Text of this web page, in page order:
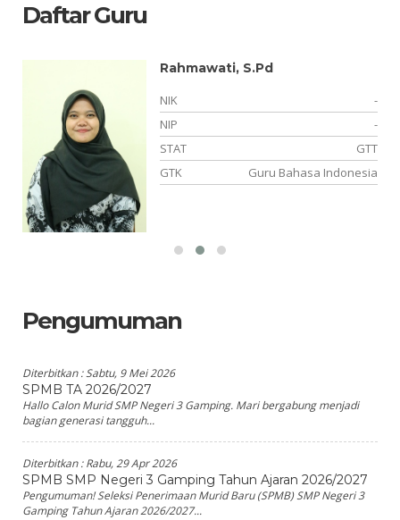
Daftar Guru
Rahmawati, S.Pd
NIK
-
NIP
-
STAT
GTT
GTK
Guru Bahasa Indonesia
Pengumuman
Diterbitkan :Sabtu, 9 Mei 2026
SPMB TA 2026/2027
Hallo Calon Murid SMP Negeri 3 Gamping. Mari bergabung menjadi
bagian generasi tangguh...
Diterbitkan :Rabu, 29 Apr 2026
SPMB SMP Negeri 3 Gamping Tahun Ajaran 2026/2027
Pengumuman! Seleksi Penerimaan Murid Baru (SPMB) SMP Negeri 3
Gamping Tahun Ajaran 2026/2027...